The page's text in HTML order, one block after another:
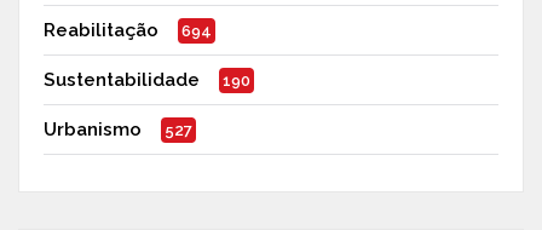
Reabilitação 694
Sustentabilidade 190
Urbanismo 527